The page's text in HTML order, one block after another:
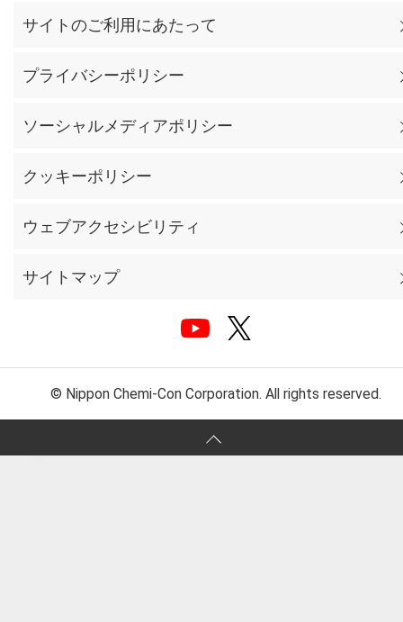
サイトのご利用にあたって
プライバシーポリシー
ソーシャルメディアポリシー
クッキーポリシー
ウェブアクセシビリティ
サイトマップ
© Nippon Chemi-Con Corporation. All rights reserved.